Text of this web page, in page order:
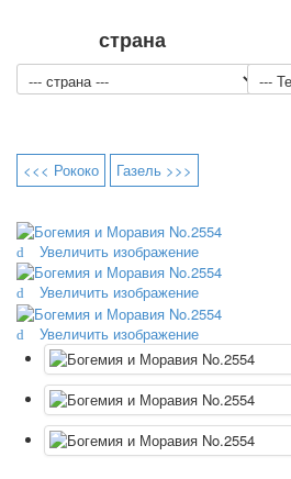
страна
<<< Рококо Газель >>>
Увеличить изображение
Увеличить изображение
Увеличить изображение